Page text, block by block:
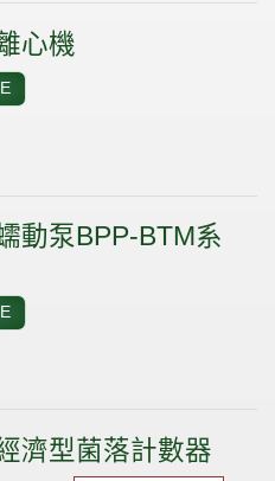
心機
動泵BPP-BTM系
濟型菌落計數器